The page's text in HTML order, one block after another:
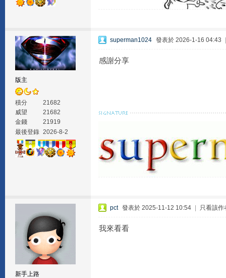
版主
積分
21682
威望
21682
金錢
21919
最後登錄 2026-8-2
superman1024 發表於 2026-1-16 04:43
感謝分享
新手上路
pct 發表於 2025-11-12 10:54 只看該作
我來看看